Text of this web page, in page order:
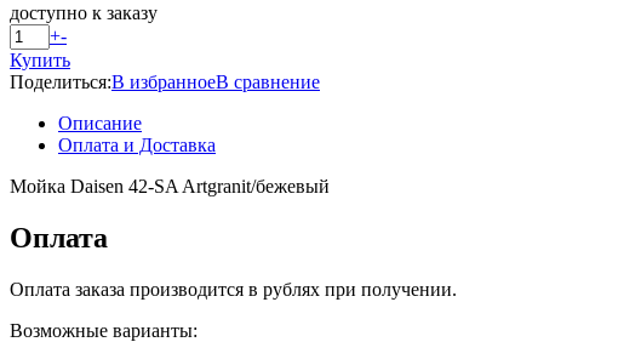
доступно к заказу
+-
Купить
Поделиться:В избранноеВ сравнение
Описание
Оплата и Доставка
Мойка Daisen 42-SA Artgranit/бежевый
Оплата
Оплата заказа производится в рублях при получении.
Возможные варианты: